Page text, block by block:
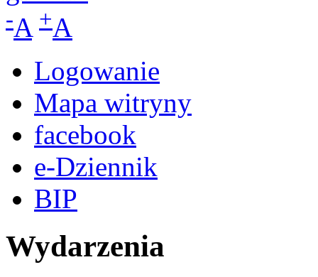
-A +A
Logowanie
Mapa witryny
facebook
e-Dziennik
BIP
Wydarzenia